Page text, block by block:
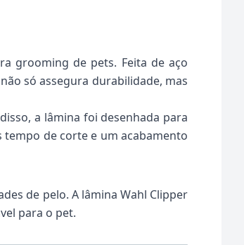
grooming de pets. Feita de aço
só assegura durabilidade, mas
a lâmina foi desenhada para
de corte e um acabamento
de pelo. A lâmina Wahl Clipper
para o pet.